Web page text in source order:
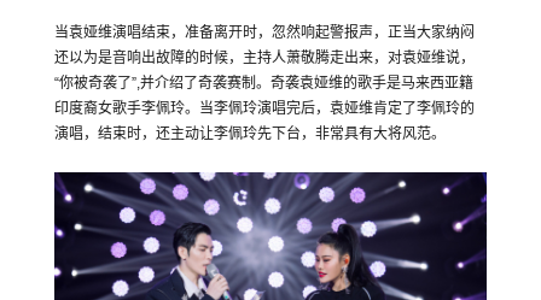
当袁娅维演唱结束，准备离开时，忽然响起警报声，正当大家纳闷
还以为是音响出故障的时候，主持人萧敬腾走出来，对袁娅维说，
“你被奇袭了”,并介绍了奇袭赛制。奇袭袁娅维的歌手是马来西亚籍
印度裔女歌手李佩玲。当李佩玲演唱完后，袁娅维肯定了李佩玲的
演唱，结束时，还主动让李佩玲先下台，非常具有大将风范。